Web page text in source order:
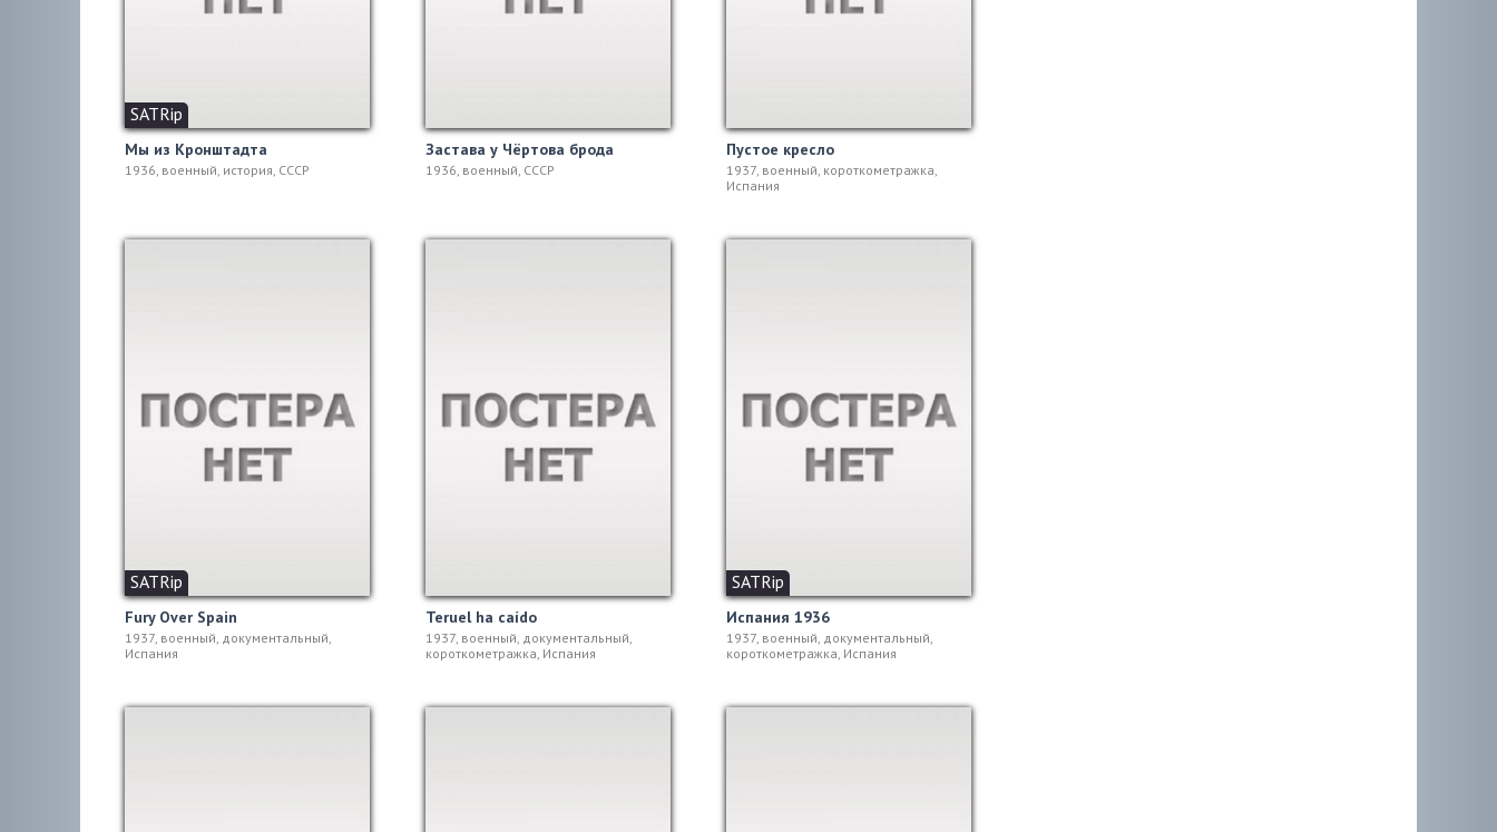
SATRip
Мы из Кронштадта
1936, военный, история, СССР
Застава у Чёртова брода
1936, военный, СССР
Пустое кресло
1937, военный, короткометражка,
Испания
SATRip
Fury Over Spain
1937, военный, документальный,
Испания
Teruel ha caído
1937, военный, документальный,
короткометражка, Испания
SATRip
Испания 1936
1937, военный, документальный,
короткометражка, Испания